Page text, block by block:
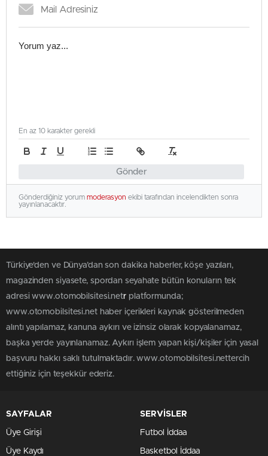
Gönder
En az 10 karakter gerekli
Gönderdiğiniz yorum moderasyon ekibi tarafından incelendikten sonra
yayınlanacaktır.
Türkiye'den ve Dünya’dan son dakika haberler, köşe yazıları,
magazinden siyasete, spordan seyahate bütün konuların tek
adresi www.otomobilsitesi.netr platformunda;
www.otomobilsitesi.net haber içerikleri kaynak gösterilmeden
alıntı yapılamaz, kanuna aykırı ve izinsiz olarak kopyalanamaz,
başka yerde yayınlanamaz. Aykırı işlem yapan kişi/kişiler için yasal
başvuru hakkı saklı tutulmaktadır. www.otomobilsitesi.nettercih
ettiğiniz için teşekkür ederiz.
SAYFALAR
Üye Girişi
Üye Kaydı
SERVİSLER
Futbol İddaa
Basketbol İddaa